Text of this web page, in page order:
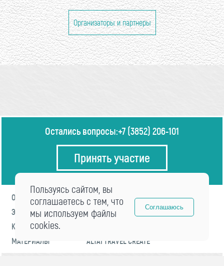
Организаторы и партнеры
Остались вопросы:+7 (3852) 206-101
Принять участие
О ФОРУМЕ
ПРОГРАММА
ЭКСПЕРТЫ
НОВОСТИ
КОНТАКТЫ
МАТЕРИАЛЫ
ALTAI TRAVEL CREATE
Пользуясь сайтом, вы
соглашаетесь с тем, что
мы используем файлы
cookies.
Соглашаюсь